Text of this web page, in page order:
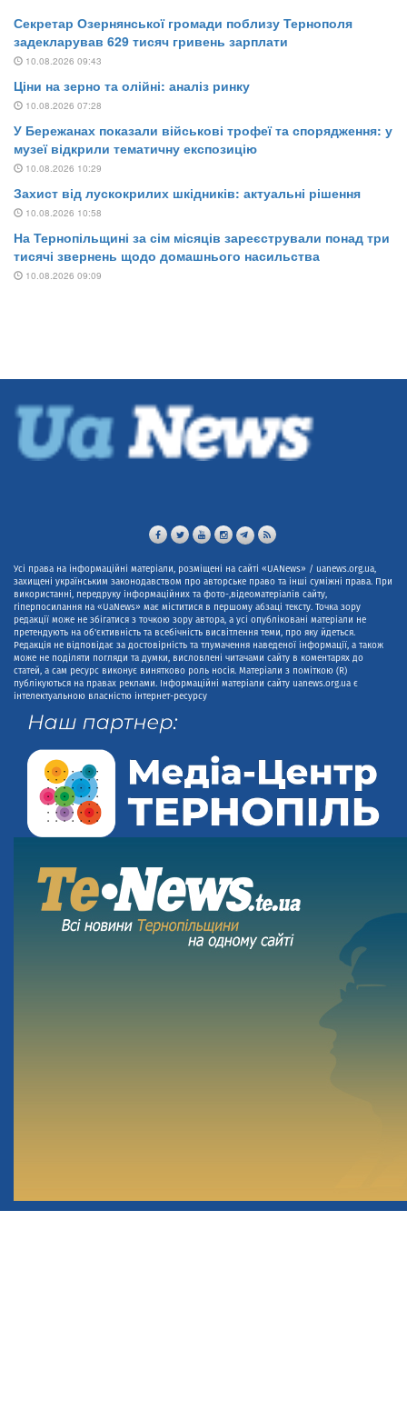
Усі права на інформаційні матеріали, розміщені на сайті «UANews» / uanews.org.ua,
захищені українським законодавством про авторське право та інші суміжні права. При
використанні, передруку інформаційних та фото-,відеоматеріалів сайту,
гіперпосилання на «UaNews» має міститися в першому абзаці тексту. Точка зору
редакції може не збігатися з точкою зору автора, а усі опубліковані матеріали не
претендують на об'єктивність та всебічність висвітлення теми, про яку йдеться.
Редакція не відповідає за достовірність та тлумачення наведеної інформації, а також
може не поділяти погляди та думки, висловлені читачами сайту в коментарях до
статей, а сам ресурс виконує винятково роль носія. Матеріали з поміткою (R)
публікуються на правах реклами. Інформаційні матеріали сайту uanews.org.ua є
інтелектуальною власністю інтернет-ресурсу